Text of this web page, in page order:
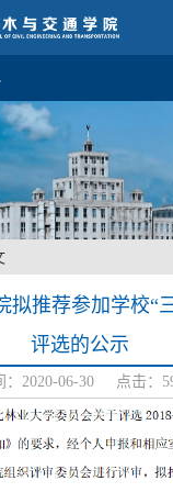
拟推荐参加学校“
评选的公示
：2020-06-30 点击：